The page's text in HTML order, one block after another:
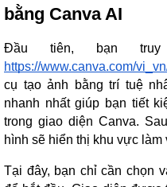
bằng Canva AI
Đầu tiên, bạn
https://www.canva.com/
cụ tạo ảnh bằng trí tuệ
nhanh nhất giúp bạn tiết
trong giao diện Canva.
hình sẽ hiển thị khu vực làm
Tại đây, bạn chỉ cần chọn